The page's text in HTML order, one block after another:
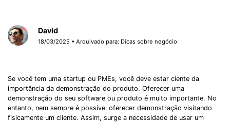
David
18/03/2025 • Arquivado para: Dicas sobre negócio
Se você tem uma startup ou PMEs, você deve estar ciente da
importância da demonstração do produto. Oferecer uma
demonstração do seu software ou produto é muito importante. No
entanto, nem sempre é possível oferecer demonstração visitando
fisicamente um cliente. Assim, surge a necessidade de usar um